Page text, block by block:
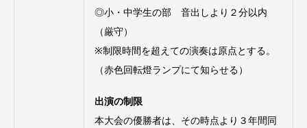
◎小・中学生の部 音出しより２分以内
（厳守）
※制限時間を超えての演奏は原点とする。
（赤色回転燈ランプにて知らせる）
出演の制限
本大会の優勝者は、その時点より３年間同